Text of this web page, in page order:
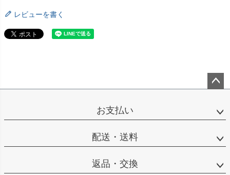
レビューを書く
ップ
お支払い
配送・送料
返品・交換